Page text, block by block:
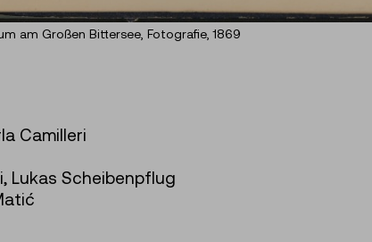
am Großen Bittersee, Fotografie, 1869
Camilleri
Lukas Scheibenpflug